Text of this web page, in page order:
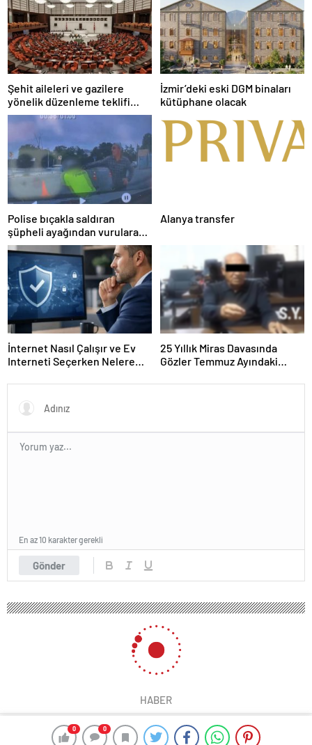
0 0
Şehit aileleri ve gazilere
yönelik düzenleme teklifi
Meclis’te kabul edildi
İzmir’deki eski DGM binaları
kütüphane olacak
Polise bıçakla saldıran
şüpheli ayağından vurularak
yakalandı
Alanya transfer
İnternet Nasıl Çalışır ve Ev
Interneti Seçerken Nelere
25 Yıllık Miras Davasında
Gözler Temmuz Ayındaki
Gönder
En az 10 karakter gerekli
HABER